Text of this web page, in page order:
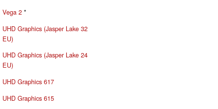
Vega 2 *
UHD Graphics (Jasper Lake 32
EU)
UHD Graphics (Jasper Lake 24
EU)
UHD Graphics 617
UHD Graphics 615